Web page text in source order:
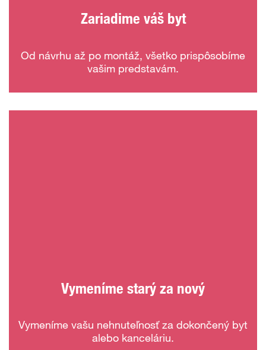
Zariadime váš byt
Od návrhu až po montáž, všetko prispôsobíme
vašim predstavám.
Vymeníme starý za nový
Vymeníme vašu nehnuteľnosť za dokončený byt
alebo kanceláriu.